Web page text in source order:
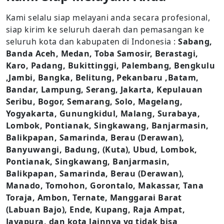
Kami selalu siap melayani anda secara profesional,
siap kirim ke seluruh daerah dan pemasangan ke
seluruh kota dan kabupaten di Indonesia :Sabang,
Banda Aceh, Medan, Toba Samosir, Berastagi,
Karo, Padang, Bukittinggi, Palembang, Bengkulu
,Jambi, Bangka, Belitung, Pekanbaru ,Batam,
Bandar, Lampung, Serang, Jakarta, Kepulauan
Seribu, Bogor, Semarang, Solo, Magelang,
Yogyakarta, Gunungkidul, Malang, Surabaya,
Lombok, Pontianak, Singkawang, Banjarmasin,
Balikpapan, Samarinda, Berau (Derawan),
Banyuwangi, Badung, (Kuta), Ubud, Lombok,
Pontianak, Singkawang, Banjarmasin,
Balikpapan, Samarinda, Berau (Derawan),
Manado, Tomohon, Gorontalo, Makassar, Tana
Toraja, Ambon, Ternate, Manggarai Barat
(Labuan Bajo), Ende, Kupang, Raja Ampat,
Jayapura, dan kota lainnya yg tidak bisa